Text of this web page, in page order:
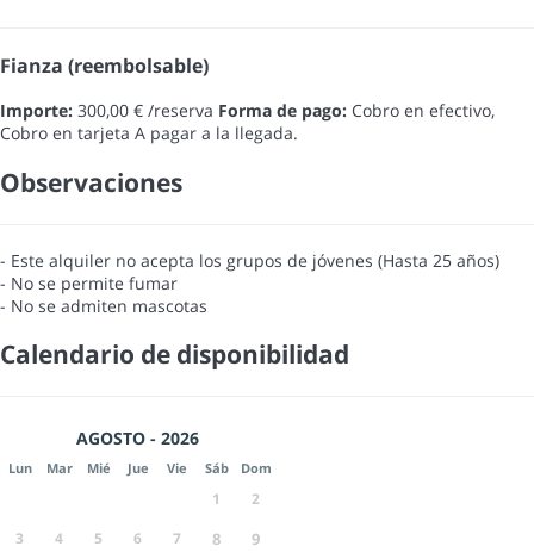
Fianza (reembolsable)
Importe: 300,00 € /reserva Forma de pago: Cobro en efectivo,
Cobro en tarjeta A pagar a la llegada.
Observaciones
- Este alquiler no acepta los grupos de jóvenes (Hasta 25 años)
- No se permite fumar
- No se admiten mascotas
Calendario de disponibilidad
AGOSTO - 2026
Lun Mar Mié Jue Vie Sáb Dom
1
2
3
4 5 6 7 8
9